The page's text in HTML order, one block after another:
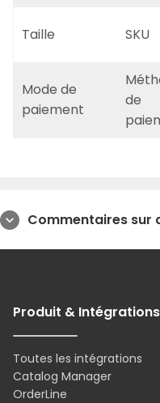
Taille SKU
Mode de
paiement
de
expand_more Commentaires sur
Produit & Intégrations
Toutes les intégrations
Catalog Manager
OrderLine